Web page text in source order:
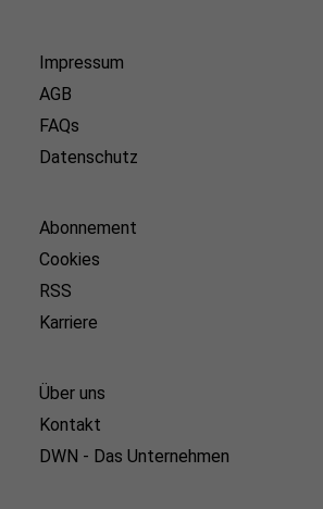
Impressum
AGB
FAQs
Datenschutz
Abonnement
Cookies
RSS
Karriere
Über uns
Kontakt
DWN - Das Unternehmen